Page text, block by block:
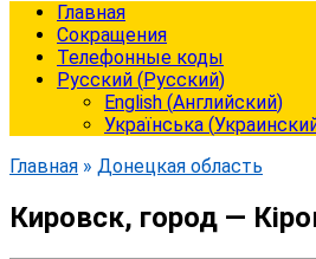
Главная
Сокращения
Телефонные коды
Русский (Русский)
English (Английский)
Українська (
Главная » Донецкая область
Кировск, город —